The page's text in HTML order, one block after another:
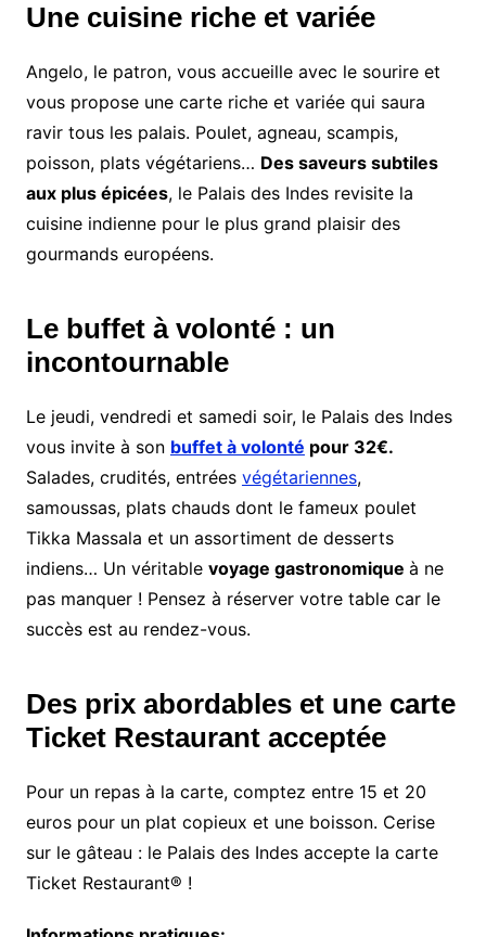
Une cuisine riche et variée
Angelo, le patron, vous accueille avec le sourire et
vous propose une carte riche et variée qui saura
ravir tous les palais. Poulet, agneau, scampis,
poisson, plats végétariens… Des saveurs subtiles
aux plus épicées, le Palais des Indes revisite la
cuisine indienne pour le plus grand plaisir des
gourmands européens.
Le buffet à volonté : un
incontournable
Le jeudi, vendredi et samedi soir, le Palais des Indes
vous invite à son buffet à volonté pour 32€.
Salades, crudités, entrées végétariennes,
samoussas, plats chauds dont le fameux poulet
Tikka Massala et un assortiment de desserts
indiens… Un véritable voyage gastronomique à ne
pas manquer ! Pensez à réserver votre table car le
succès est au rendez-vous.
Des prix abordables et une carte
Ticket Restaurant acceptée
Pour un repas à la carte, comptez entre 15 et 20
euros pour un plat copieux et une boisson. Cerise
sur le gâteau : le Palais des Indes accepte la carte
Ticket Restaurant® !